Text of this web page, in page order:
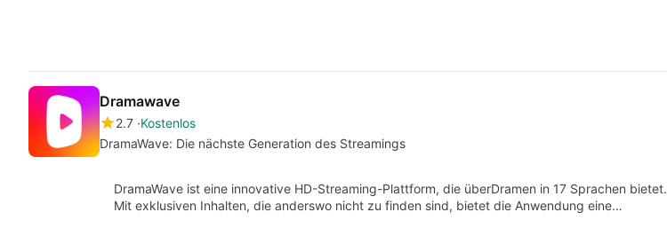
Dramawave
2.7 Kostenlos
DramaWave: Die nächste Generation des Streamings
DramaWave ist eine innovative HD-Streaming-Plattform, die überDramen in 17 Sprachen bietet.
Mit exklusiven Inhalten, die anderswo nicht zu finden sind, bietet die Anwendung eine…